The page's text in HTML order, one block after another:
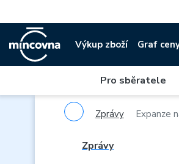
Výkup zboží Graf
Pro sběratele
Zprávy Expanze
Zprávy